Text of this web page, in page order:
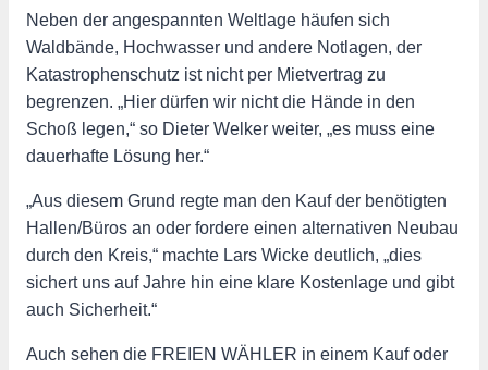
Neben der angespannten Weltlage häufen sich
Waldbände, Hochwasser und andere Notlagen, der
Katastrophenschutz ist nicht per Mietvertrag zu
begrenzen. „Hier dürfen wir nicht die Hände in den
Schoß legen,“ so Dieter Welker weiter, „es muss eine
dauerhafte Lösung her.“
„Aus diesem Grund regte man den Kauf der benötigten
Hallen/Büros an oder fordere einen alternativen Neubau
durch den Kreis,“ machte Lars Wicke deutlich, „dies
sichert uns auf Jahre hin eine klare Kostenlage und gibt
auch Sicherheit.“
Auch sehen die FREIEN WÄHLER in einem Kauf oder